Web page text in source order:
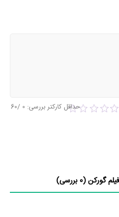
حداقل کارکتر بررسی: 0
/60
گورکن (0 بررسی)